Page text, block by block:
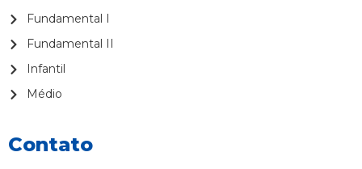
Fundamental I
Fundamental II
Infantil
Médio
Contato